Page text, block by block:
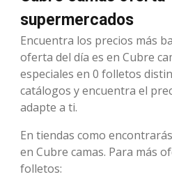
supermercados
Encuentra los precios más
oferta del día es en Cubre
especiales en 0 folletos
catálogos y encuentra el
adapte a ti.
En tiendas como
en Cubre camas. Para más
folletos: